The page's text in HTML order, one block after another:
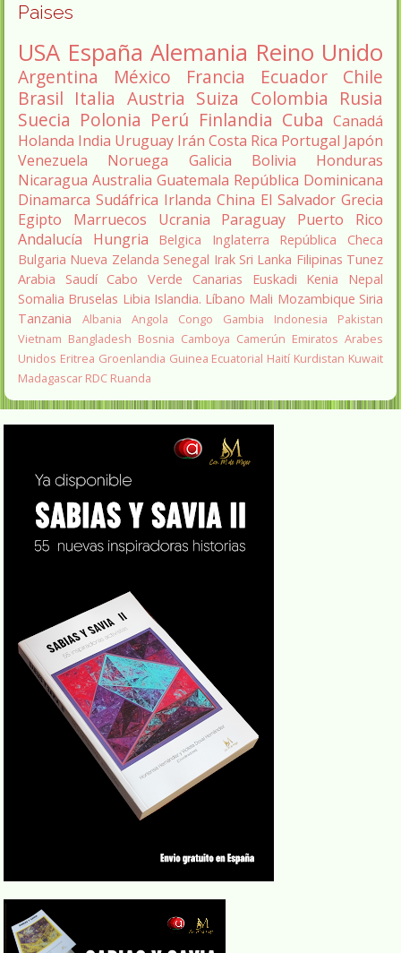
Paises
USA España Alemania Reino Unido
Argentina México Francia Ecuador
Chile
Brasil Italia Austria Suiza Colombia Rusia
Suecia Polonia Perú Finlandia Cuba Canadá
Holanda India Uruguay Irán Costa Rica Portugal Japón
Venezuela
Noruega Galicia Bolivia
Honduras
Nicaragua Australia Guatemala República Dominicana
Dinamarca Sudáfrica Irlanda China El Salvador Grecia
Egipto
Marruecos Ucrania Paraguay
Puerto Rico
Andalucía
Hungria Belgica Inglaterra
República Checa
Bulgaria Nueva Zelanda Senegal Irak Sri Lanka Filipinas Tunez
Arabia Saudí Cabo Verde Canarias Euskadi Kenia
Nepal
Somalia Bruselas Libia Islandia. Líbano Mali Mozambique Siria
Tanzania
Albania Angola Congo Gambia Indonesia
Pakistan
Vietnam Bangladesh Bosnia Camboya Camerún Emiratos Arabes
Unidos Eritrea Groenlandia Guinea Ecuatorial Haití Kurdistan Kuwait
Madagascar RDC Ruanda